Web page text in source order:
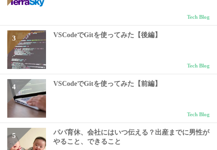
Tech Blog
VSCodeでGitを使ってみた【後編】
Tech Blog
VSCodeでGitを使ってみた【前編】
Tech Blog
パパ育休、会社にはいつ伝える？出産までに男性が
やること、できること